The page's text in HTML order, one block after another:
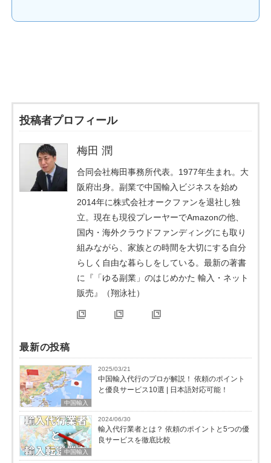
投稿者プロフィール
梅田 潤
合同会社梅田事務所代表。1977年生まれ。大
阪府出身。副業で中国輸入ビジネスを始め
2014年に株式会社オークファンを退社し独
立。現在も現役プレーヤーでAmazonの他、
国内・海外クラウドファンディングにも取り
組みながら、家族との時間を大切にする自分
らしく自由な暮らしをしている。最新の著書
に『「ゆる副業」のはじめかた 輸入・ネット
販売』（翔泳社）
最新の投稿
中国輸入
2025/03/21
中国輸入代行のプロが解説！ 依頼のポイント
と優良サービス10選 | 日本語対応可能！
中国輸入
2024/06/30
輸入代行業者とは？ 依頼のポイントと5つの優
良サービスを徹底比較